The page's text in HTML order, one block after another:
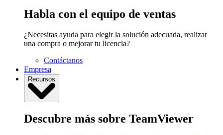
Habla con el equipo de ventas
¿Necesitas ayuda para elegir la solución adecuada, realizar
una compra o mejorar tu licencia?
Contáctanos
Empresa
Recursos
Descubre más sobre TeamViewer